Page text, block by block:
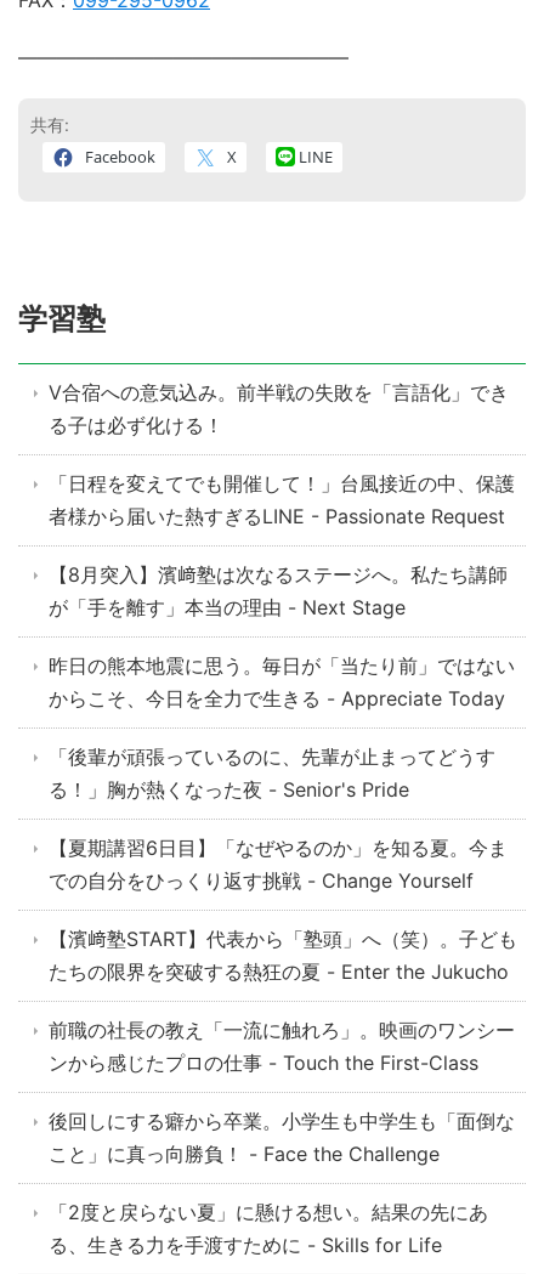
―――――――――――――――――
共有:
Facebook X LINE
学習塾
V合宿への意気込み。前半戦の失敗を「言語化」でき
る子は必ず化ける！
「日程を変えてでも開催して！」台風接近の中、保護
者様から届いた熱すぎるLINE - Passionate Request
【8月突入】濱﨑塾は次なるステージへ。私たち講師
が「手を離す」本当の理由 - Next Stage
昨日の熊本地震に思う。毎日が「当たり前」ではない
からこそ、今日を全力で生きる - Appreciate Today
「後輩が頑張っているのに、先輩が止まってどうす
る！」胸が熱くなった夜 - Senior's Pride
【夏期講習6日目】「なぜやるのか」を知る夏。今ま
での自分をひっくり返す挑戦 - Change Yourself
【濱﨑塾START】代表から「塾頭」へ（笑）。子ども
たちの限界を突破する熱狂の夏 - Enter the Jukucho
前職の社長の教え「一流に触れろ」。映画のワンシー
ンから感じたプロの仕事 - Touch the First-Class
後回しにする癖から卒業。小学生も中学生も「面倒な
こと」に真っ向勝負！ - Face the Challenge
「2度と戻らない夏」に懸ける想い。結果の先にあ
る、生きる力を手渡すために - Skills for Life